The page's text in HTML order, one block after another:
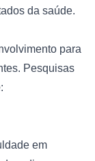
da saúde.
para
Pesquisas
em